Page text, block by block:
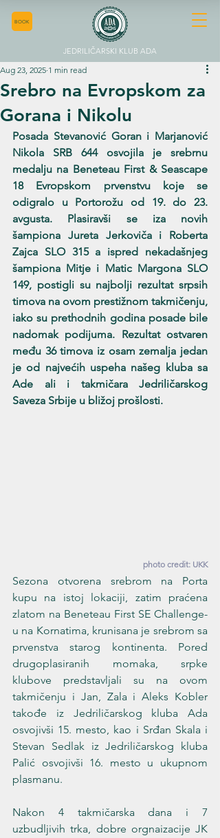
BOOK
JEDRILIČARSKI KLUB ADA
Srebro na Evropskom za
Gorana i Nikolu
Aug 23, 2025 1 min read
Posada Stevanović Goran i Marjanović
Nikola SRB 644 osvojila je srebrnu
medalju na Beneteau First & Seascape
18 Evropskom prvenstvu koje se
odigralo u Portorožu od 19. do 23.
avgusta. Plasiravši se iza novih
šampiona Jureta Jerkoviča i Roberta
Zajca SLO 315 a ispred nekadašnjeg
šampiona Mitje i Matic Margona SLO
149, postigli su najbolji rezultat srpsih
timova na ovom prestižnom takmičenju,
iako su prethodnih godina posade bile
nadomak podijuma. Rezultat ostvaren
među 36 timova iz osam zemalja jedan
je od najvećih uspeha našeg kluba sa
Ade ali i takmičara Jedriličarskog
Saveza Srbije u bližoj prošlosti.
photo credit: UKK
Sezona otvorena srebrom na Porta
kupu na istoj lokaciji, zatim praćena
zlatom na Beneteau First SE Challenge-
u na Kornatima, krunisana je srebrom sa
prvenstva starog kontinenta. Pored
drugoplasiranih momaka, srpke
klubove predstavljali su na ovom
takmičenju i Jan, Zala i Aleks Kobler
takođe iz Jedriličarskog kluba Ada
osvojivši 15. mesto, kao i Srđan Skala i
Stevan Sedlak iz Jedriličarskog kluba
Palić osvojivši 16. mesto u ukupnom
plasmanu.
Nakon 4 takmičarska dana i 7
uzbudljivih trka, dobre orgnaizacije JK